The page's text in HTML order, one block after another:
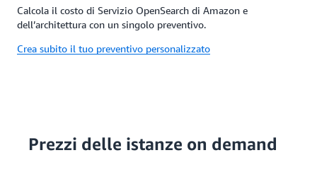
Calcola il costo di Servizio OpenSearch di Amazon e
dell’architettura con un singolo preventivo.
Crea subito il tuo preventivo personalizzato
Prezzi delle istanze on demand